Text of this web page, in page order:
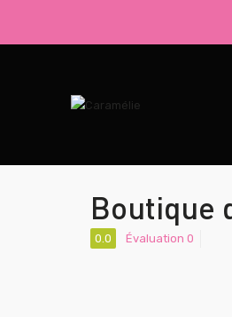
Boutique
0.0 Évaluation 0